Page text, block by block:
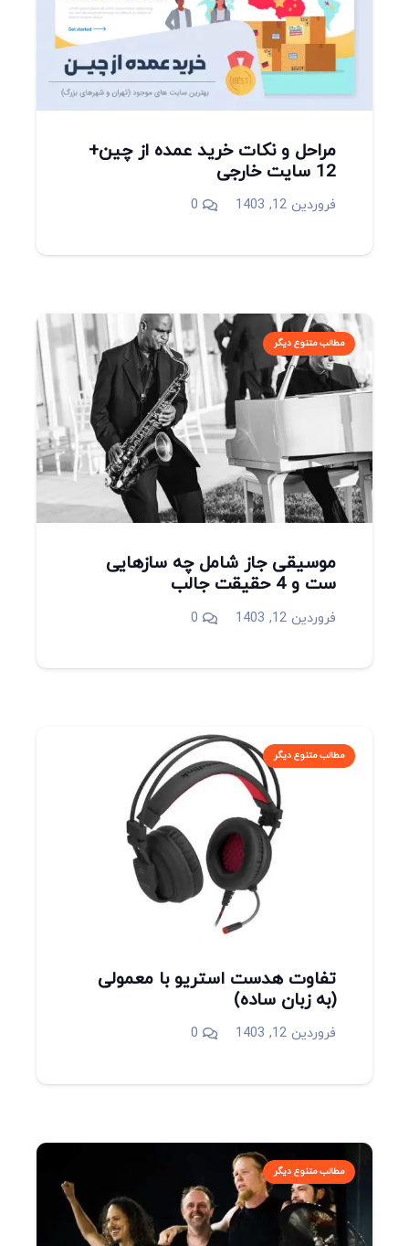
مراحل و نکات خرید عمده از چین+
12 سایت خارجی
فروردین 12, 1403 0
مطالب متنوع دیگر
موسیقی جاز شامل چه سازهایی
ست و 4 حقیقت جالب
فروردین 12, 1403 0
مطالب متنوع دیگر
تفاوت هدست استریو با معمولی
(به زبان ساده)
فروردین 12, 1403 0
مطالب متنوع دیگر